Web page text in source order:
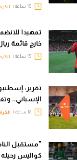
15 ساعة |
تمهيدا
خارج قائمة
15 ساعة |
تقرير:
الإسباني..
16 ساعة |
"مستقبل
كواليس رحيله